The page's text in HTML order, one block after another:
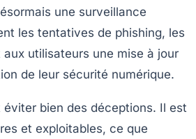
une surveillance
les tentatives de phishing, les
utilisateurs une mise à jour
de leur sécurité numérique.
éviter bien des déceptions. Il est
et exploitables, ce que